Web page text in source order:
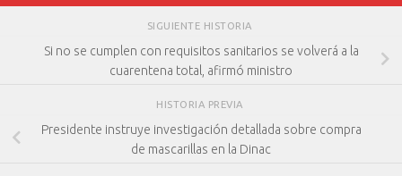
SIGUIENTE HISTORIA
Si no se cumplen con requisitos sanitarios se volverá a la
cuarentena total, afirmó ministro
HISTORIA PREVIA
Presidente instruye investigación detallada sobre compra
de mascarillas en la Dinac